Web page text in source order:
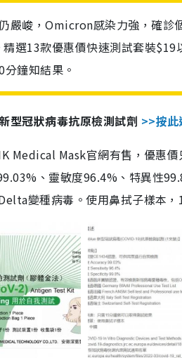
嚴峻，Omicron感染力強，確診
選13款優惠價快速測試套裝
鐘知結果。
型冠狀病毒抗原檢測試劑 >>按
Medical Mask官網有售，優惠
、靈敏度96.4%、特異性
變種病毒。使用鼻拭子樣本，